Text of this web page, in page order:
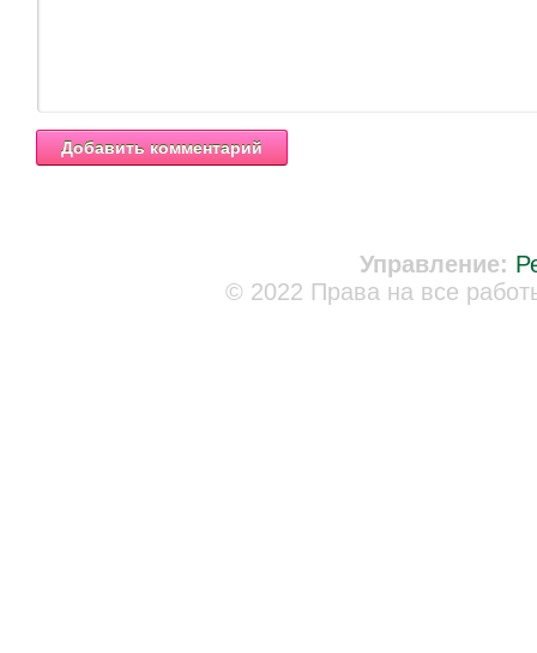
Управление:
© 2022 Права на все